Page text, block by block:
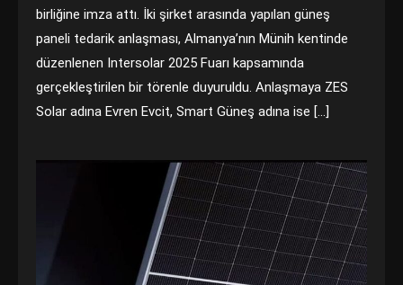
birliğine imza attı. İki şirket arasında yapılan güneş
paneli tedarik anlaşması, Almanya’nın Münih kentinde
düzenlenen Intersolar 2025 Fuarı kapsamında
gerçekleştirilen bir törenle duyuruldu. Anlaşmaya ZES
Solar adına Evren Evcit, Smart Güneş adına ise […]